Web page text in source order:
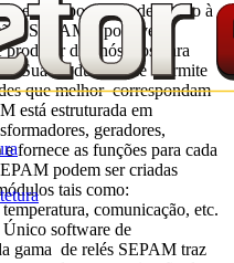
em disponibilidade Rumo à
SEPAM é possível
diagnósticos para
Sua modularidade permite
que melhor correspondam
está estruturada em
geradores,
fornece as funções para cada
podem ser criadas
tais como:
comunicação, etc.
software de
gama de relés SEPAM traz